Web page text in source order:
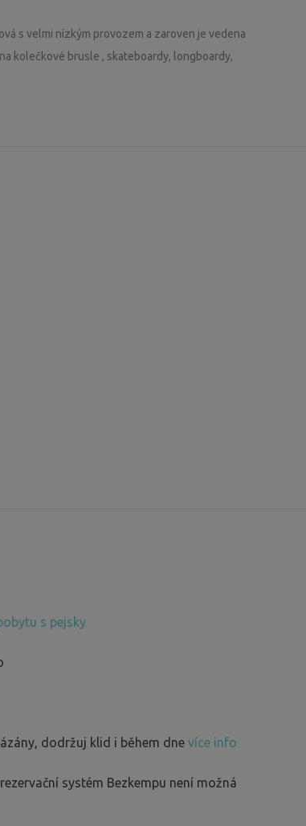
s velmi nízkým provozem a zaroven je vedena
kolečkové brusle , skateboardy, longboardy,
s pejsky
dodržuj klid i během dne více info
systém Bezkempu není možná